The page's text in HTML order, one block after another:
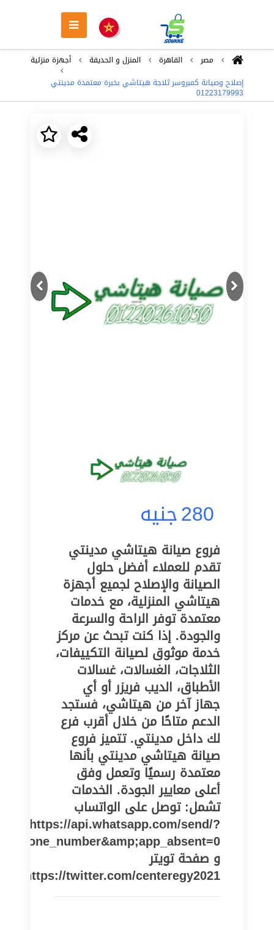
مصر القاهرة المنزل و الحديقة
أجهزة منزلية
إصلاح وصيانة كمبروسر ثلاجة هيتاشي بخبرة معتمدة مدينتي
01223179993
Previous
Next
280جنيه
فروع صيانة هيتاشي مدينتي
تقدم للعملاء أفضل حلول
الصيانة والإصلاح لجميع أجهزة
هيتاشي المنزلية، مع خدمات
معتمدة توفر الراحة والسرعة
والجودة. إذا كنت تبحث عن مركز
خدمة موثوق لصيانة التكييفات،
الثلاجات، الغسالات، غسالات
الأطباق، الديب فريزر أو أي
جهاز آخر من هيتاشي، فستجد
الدعم متاحًا من خلال أقرب فرع
لك داخل مدينتي. تتميز فروع
صيانة هيتاشي مدينتي بأنها
معتمدة رسميًا وتعمل وفق
أعلى معايير الجودة. الخدمات
تشمل: توصل على الواتساب
https://api.whatsapp.com/send/?
و صفحة تويتر
https://twitter.com/centeregy2021